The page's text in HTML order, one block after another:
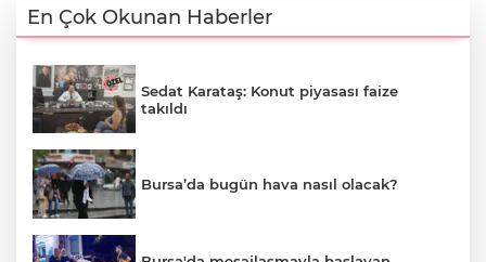
En Çok Okunan Haberler
Sedat Karataş: Konut piyasası faize
takıldı
Bursa’da bugün hava nasıl olacak?